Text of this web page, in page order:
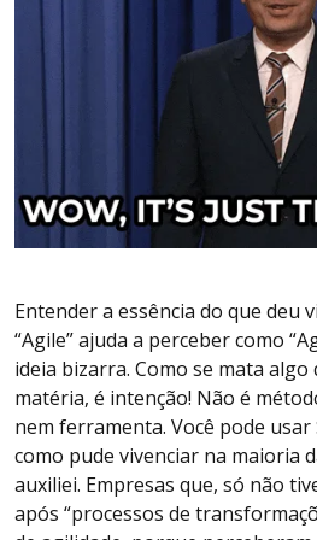
Entender a essência do que deu
“Agile” ajuda a perceber como
ideia bizarra. Como se mata algo
matéria, é intenção! Não é
nem ferramenta. Você pode usar
como pude vivenciar na maioria
auxiliei. Empresas que, só não
após “processos de